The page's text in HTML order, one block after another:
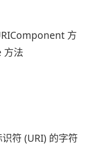
方
法
符 (URI) 的字符